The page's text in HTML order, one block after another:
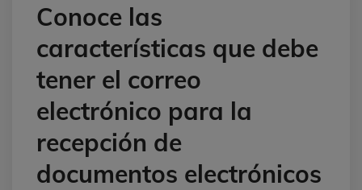
Conoce las
características que debe
tener el correo
electrónico para la
recepción de
documentos electrónicos